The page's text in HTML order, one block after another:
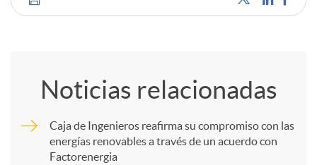
C
Noticias relacionadas
Caja de Ingenieros reafirma su compromiso con las
energías renovables a través de un acuerdo con
Factorenergia